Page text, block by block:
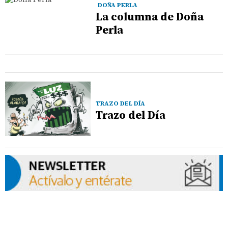
DOÑA PERLA
La columna de Doña
Perla
TRAZO DEL DÍA
Trazo del Día